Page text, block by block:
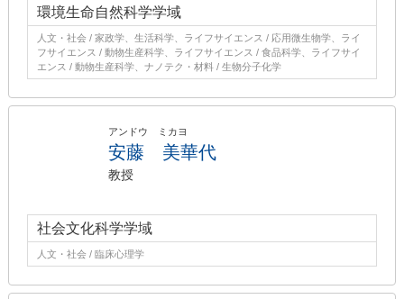
環境生命自然科学学域
人文・社会 / 家政学、生活科学、ライフサイエンス / 応用微生物学、ライ
フサイエンス / 動物生産科学、ライフサイエンス / 食品科学、ライフサイ
エンス / 動物生産科学、ナノテク・材料 / 生物分子化学
アンドウ ミカヨ
安藤 美華代
教授
社会文化科学学域
人文・社会 / 臨床心理学